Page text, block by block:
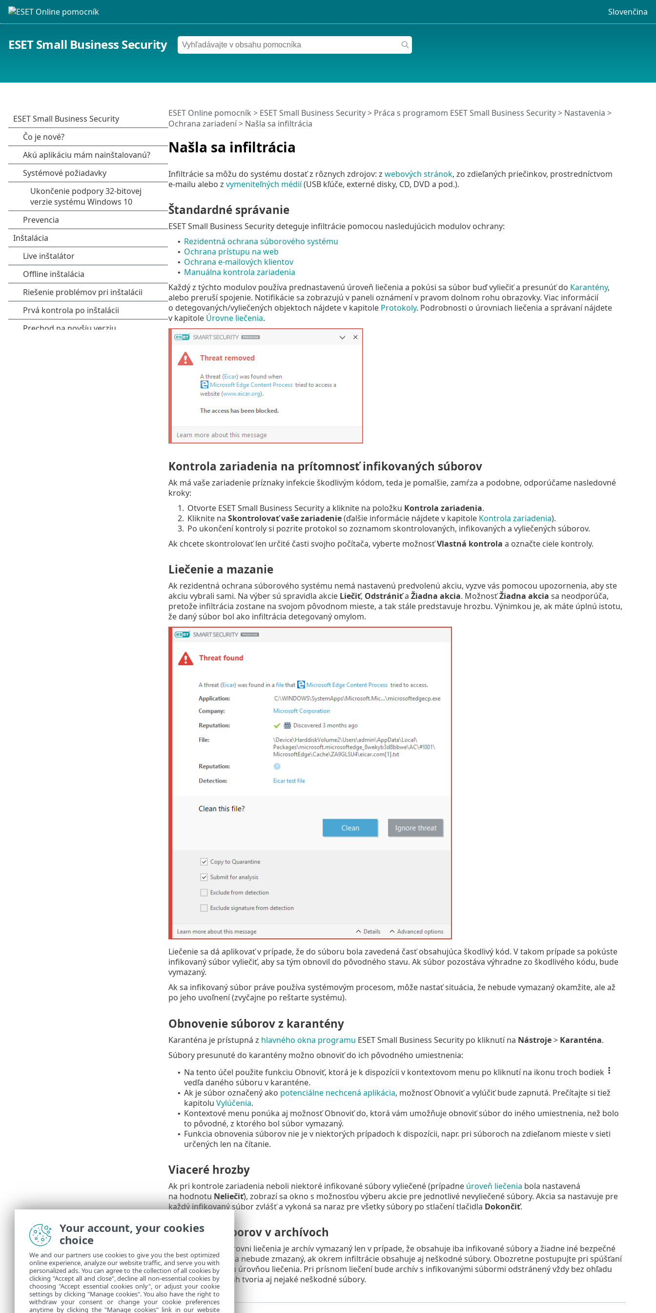
Slovenčina
ESET Small Business Security
Našla sa infiltrácia
ESET Online pomocník > ESET Small Business Security> Práca s programom ESET Small Business Security> Nastavenia >
Ochrana zariadení> Našla sa infiltrácia
Infiltrácie sa môžu do systému dostať z rôznych zdrojov: z webových stránok, zo zdieľaných priečinkov, prostredníctvom
e‑mailu alebo z vymeniteľných médií(USB kľúče, externé disky, CD, DVD a pod.).
Štandardné správanie
ESET Small Business Security deteguje infiltrácie pomocou nasledujúcich modulov ochrany:
• Rezidentná ochrana súborového systému
• Ochrana prístupu na web
• Ochrana e‑mailových klientov
• Manuálna kontrola zariadenia
Každý z týchto modulov používa prednastavenú úroveň liečenia a pokúsi sa súbor buď vyliečiť a presunúť do Karantény,
alebo preruší spojenie. Notifikácie sa zobrazujú v paneli oznámení v pravom dolnom rohu obrazovky. Viac informácií
o detegovaných/vyliečených objektoch nájdete v kapitole Protokoly. Podrobnosti o úrovniach liečenia a správaní nájdete
v kapitole Úrovne liečenia.
Kontrola zariadenia na prítomnosť infikovaných súborov
Ak má vaše zariadenie príznaky infekcie škodlivým kódom, teda je pomalšie, zamŕza a podobne, odporúčame nasledovné
kroky:
1. Otvorte ESET Small Business Security a kliknite na položku Kontrola zariadenia.
2. Kliknite na Skontrolovať vaše zariadenie(ďalšie informácie nájdete v kapitole Kontrola zariadenia).
3. Po ukončení kontroly si pozrite protokol so zoznamom skontrolovaných, infikovaných a vyliečených súborov.
Ak chcete skontrolovať len určité časti svojho počítača, vyberte možnosťVlastná kontrola a označte ciele kontroly.
Liečenie a mazanie
Ak rezidentná ochrana súborového systému nemá nastavenú predvolenú akciu, vyzve vás pomocou upozornenia, aby ste
akciu vybrali sami. Na výber sú spravidla akcie Liečiť, Odstrániťa Žiadna akcia. MožnosťŽiadna akcia sa neodporúča,
pretože infiltrácia zostane na svojom pôvodnom mieste, a tak stále predstavuje hrozbu. Výnimkou je, ak máte úplnú istotu,
že daný súbor bol ako infiltrácia detegovaný omylom.
Liečenie sa dá aplikovať v prípade, že do súboru bola zavedená časť obsahujúca škodlivý kód. V takom prípade sa pokúste
infikovaný súbor vyliečiť, aby sa tým obnovil do pôvodného stavu. Ak súbor pozostáva výhradne zo škodlivého kódu, bude
vymazaný.
Ak sa infikovaný súbor práve používa systémovým procesom, môže nastať situácia, že nebude vymazaný okamžite, ale až
po jeho uvoľnení (zvyčajne po reštarte systému).
Obnovenie súborov z karantény
Karanténa je prístupná z hlavného okna programu ESET Small Business Security po kliknutí na Nástroje> Karanténa.
Súbory presunuté do karantény možno obnoviť do ich pôvodného umiestnenia:
• Na tento účel použite funkciu Obnoviť, ktorá je k dispozícii v kontextovom menu po kliknutí na ikonu troch bodiek
vedľa daného súboru v karanténe.
• Ak je súbor označený ako potenciálne nechcená aplikácia, možnosť Obnoviť a vylúčiť bude zapnutá. Prečítajte si tiež
kapitolu Vylúčenia.
• Kontextové menu ponúka aj možnosť Obnoviť do, ktorá vám umožňuje obnoviť súbor do iného umiestnenia, než bolo
to pôvodné, z ktorého bol súbor vymazaný.
• Funkcia obnovenia súborov nie je v niektorých prípadoch k dispozícii, napr. pri súboroch na zdieľanom mieste v sieti
určených len na čítanie.
Viaceré hrozby
Ak pri kontrole zariadenia neboli niektoré infikované súbory vyliečené (prípadne úroveň liečenia bola nastavená
na hodnotu Neliečiť), zobrazí sa okno s možnosťou výberu akcie pre jednotlivé nevyliečené súbory. Akcia sa nastavuje pre
každý infikovaný súbor zvlášť a vykoná sa naraz pre všetky súbory po stlačení tlačidla Dokončiť.
Mazanie súborov v archívoch
Pri štandardnej úrovni liečenia je archív vymazaný len v prípade, že obsahuje iba infikované súbory a žiadne iné bezpečné
súbory. Archív teda nebude zmazaný, ak okrem infiltrácie obsahuje aj neškodné súbory. Obozretne postupujte pri spúšťaní
kontroly s prísnou úrovňou liečenia. Pri prísnom liečení bude archív s infikovanými súbormi odstránený vždy bez ohľadu
na to, či jeho obsah tvoria aj nejaké neškodné súbory.
Your account, your cookies
choice
We and our partners use cookies to give you the best optimized
online experience, analyze our website traffic, and serve you with
personalized ads. You can agree to the collection of all cookies by
clicking "Accept all and close", decline all non-essential cookies by
choosing "Accept essential cookies only", or adjust your cookie
settings by clicking "Manage cookies". You also have the right to
withdraw your consent or change your cookie preferences
anytime by clicking the "Manage cookies" link in our website